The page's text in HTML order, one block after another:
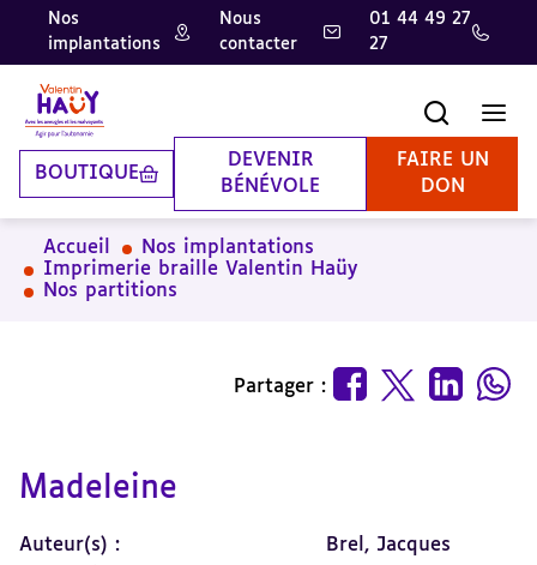
Aller
contenu
principal
Aller
pied
de
page
Aller
la
recherche
Nos
implantations
Nous
contacter
01 44 49 27
27
BOUTIQUE
DEVENIR
BÉNÉVOLE
FAIRE UN
DON
Accueil
Nos implantations
Imprimerie braille Valentin Haüy
Nos partitions
Partager :
Madeleine
Auteur(s) :
Brel, Jacques